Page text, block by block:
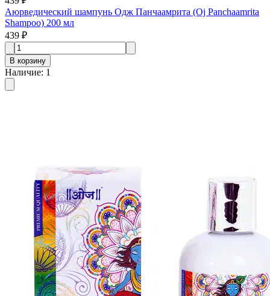
Аюрведический шампунь Одж Панчаамрита (Oj Panchaamrita
Shampoo) 200 мл
439 ₽
В корзину
Наличие: 1